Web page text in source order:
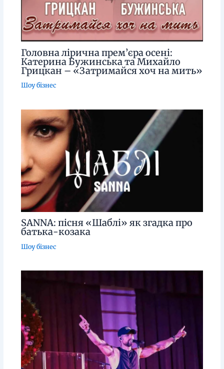
Головна лірична прем’єра осені:
Катерина Бужинська та Михайло
Грицкан – «Затримайся хоч на мить»
Шоу бізнес
SANNA: пісня «Шаблі» як згадка про
батька-козака
Шоу бізнес